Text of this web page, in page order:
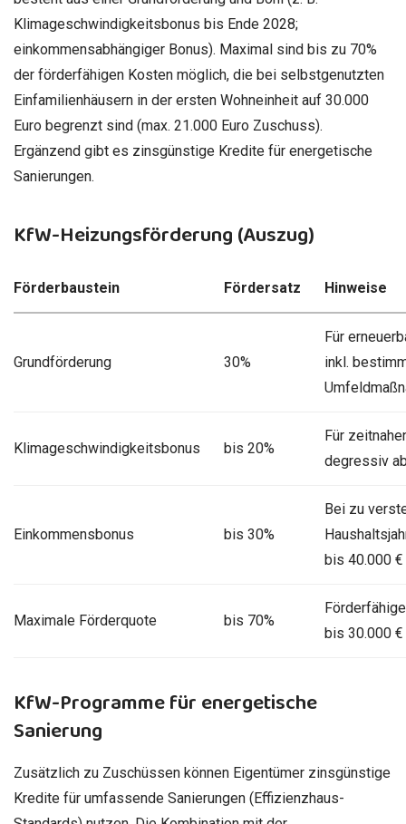
Klimageschwindigkeitsbonus bis Ende 2028;
einkommensabhängiger Bonus). Maximal sind bis zu 70%
der förderfähigen Kosten möglich, die bei selbstgenutzten
Einfamilienhäusern in der ersten Wohneinheit auf 30.000
Euro begrenzt sind (max. 21.000 Euro Zuschuss).
Ergänzend gibt es zinsgünstige Kredite für energetische
Sanierungen.
KfW-Heizungsförderung (Auszug)
Förderbaustein Fördersatz Hinweise
Grundförderung 30%
Für
inkl.
Klimageschwindigkeitsbonus bis 20%
Für
degressiv
Einkommensbonus bis 30%
Bei zu
bis 40.000 €
Maximale Förderquote bis 70%
bis 30.000 €
KfW-Programme für energetische
Sanierung
Zusätzlich zu Zuschüssen können Eigentümer zinsgünstige
Kredite für umfassende Sanierungen (Effizienzhaus-